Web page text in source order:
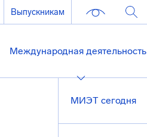
Выпускникам
Международная деятельность
МИЭТ сегодня